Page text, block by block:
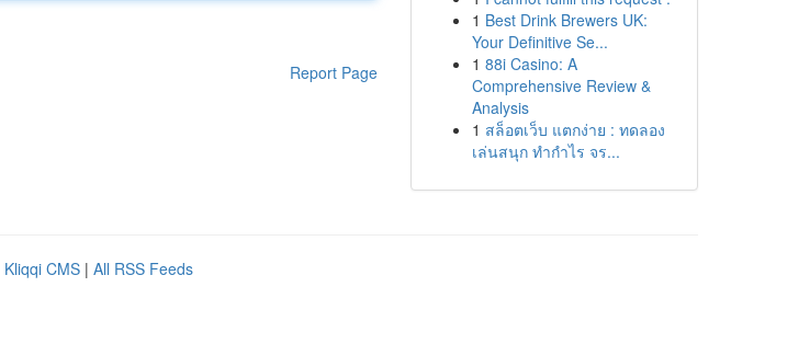
Report Page
1 Best Drink Brewers UK:
Your Definitive Se...
1 88i Casino: A
Comprehensive Review &
Analysis
1 สล็อตเว็บ แตกง่าย : ทดลอง
เล่นสนุก ทำกำไร จร...
Kliqqi CMS | All RSS Feeds